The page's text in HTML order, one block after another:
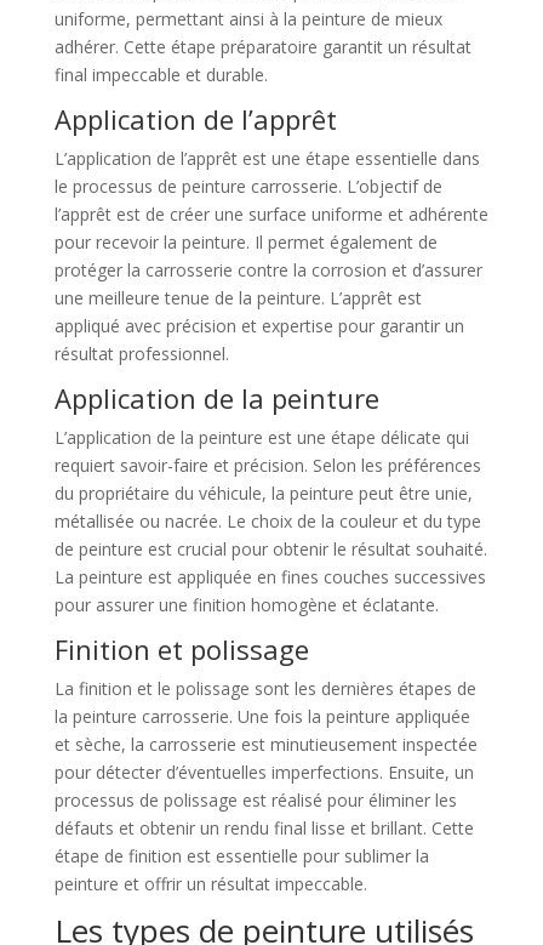
uniforme, permettant ainsi à la peinture de mieux
adhérer. Cette étape préparatoire garantit un résultat
final impeccable et durable.
Application de l’apprêt
L’application de l’apprêt est une étape essentielle dans
le processus de peinture carrosserie. L’objectif de
l’apprêt est de créer une surface uniforme et adhérente
pour recevoir la peinture. Il permet également de
protéger la carrosserie contre la corrosion et d’assurer
une meilleure tenue de la peinture. L’apprêt est
appliqué avec précision et expertise pour garantir un
résultat professionnel.
Application de la peinture
L’application de la peinture est une étape délicate qui
requiert savoir-faire et précision. Selon les préférences
du propriétaire du véhicule, la peinture peut être unie,
métallisée ou nacrée. Le choix de la couleur et du type
de peinture est crucial pour obtenir le résultat souhaité.
La peinture est appliquée en fines couches successives
pour assurer une finition homogène et éclatante.
Finition et polissage
La finition et le polissage sont les dernières étapes de
la peinture carrosserie. Une fois la peinture appliquée
et sèche, la carrosserie est minutieusement inspectée
pour détecter d’éventuelles imperfections. Ensuite, un
processus de polissage est réalisé pour éliminer les
défauts et obtenir un rendu final lisse et brillant. Cette
étape de finition est essentielle pour sublimer la
peinture et offrir un résultat impeccable.
Les types de peinture utilisés